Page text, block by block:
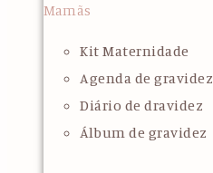
Mamãs
Kit Maternidade
Agenda de gravidez
Diário de dravidez
Álbum de gravidez